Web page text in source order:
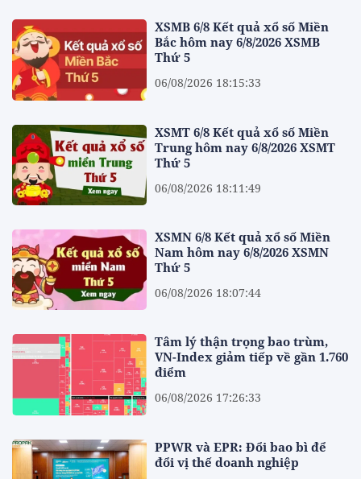
XSMB 6/8 Kết quả xổ số Miền
Bắc hôm nay 6/8/2026 XSMB
Thứ 5
06/08/2026 18:15:33
XSMT 6/8 Kết quả xổ số Miền
Trung hôm nay 6/8/2026 XSMT
Thứ 5
06/08/2026 18:11:49
XSMN 6/8 Kết quả xổ số Miền
Nam hôm nay 6/8/2026 XSMN
Thứ 5
06/08/2026 18:07:44
Tâm lý thận trọng bao trùm,
VN-Index giảm tiếp về gần 1.760
điểm
06/08/2026 17:26:33
PPWR và EPR: Đổi bao bì để
đổi vị thế doanh nghiệp